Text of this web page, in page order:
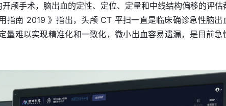
颅手术，脑出血的定性、定位、定量和中线结构偏移的评估
指南 2019 》指出，头颅 CT 平扫一直是临床确诊急性脑出
量难以实现精准化和一致化，微小出血容易遗漏，是目前急